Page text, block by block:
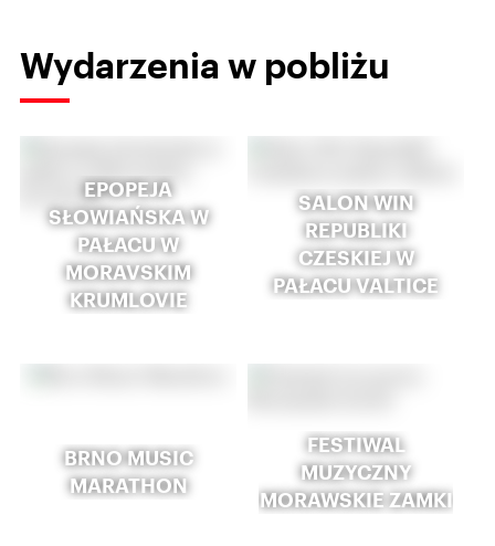
Wydarzenia w pobliżu
EPOPEJA
SŁOWIAŃSKA W
PAŁACU W
MORAVSKIM
KRUMLOVIE
SALON WIN
REPUBLIKI
CZESKIEJ W
PAŁACU VALTICE
BRNO MUSIC
MARATHON
FESTIWAL
MUZYCZNY
MORAWSKIE ZAMKI